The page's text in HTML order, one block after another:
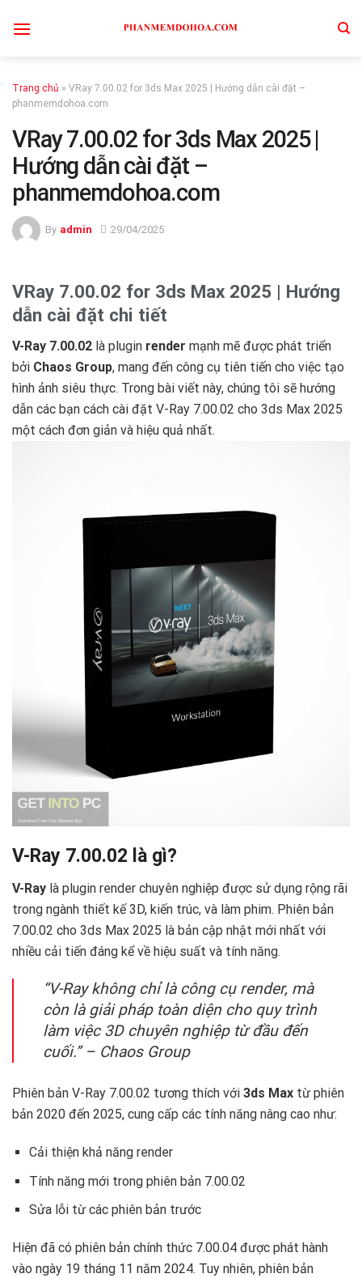
Trang chủ » VRay 7.00.02 for 3ds Max 2025 | Hướng dẫn cài đặt –
phanmemdohoa.com
VRay 7.00.02 for 3ds Max 2025 |
Hướng dẫn cài đặt –
phanmemdohoa.com
By admin 29/04/2025
VRay 7.00.02 for 3ds Max 2025 | Hướng
dẫn cài đặt chi tiết
V-Ray 7.00.02 là plugin render mạnh mẽ được phát triển
bởi Chaos Group, mang đến công cụ tiên tiến cho việc tạo
hình ảnh siêu thực. Trong bài viết này, chúng tôi sẽ hướng
dẫn các bạn cách cài đặt V-Ray 7.00.02 cho 3ds Max 2025
một cách đơn giản và hiệu quả nhất.
V-Ray 7.00.02 là gì?
V-Ray là plugin render chuyên nghiệp được sử dụng rộng rãi
trong ngành thiết kế 3D, kiến trúc, và làm phim. Phiên bản
7.00.02 cho 3ds Max 2025 là bản cập nhật mới nhất với
nhiều cải tiến đáng kể về hiệu suất và tính năng.
“V-Ray không chỉ là công cụ render, mà
còn là giải pháp toàn diện cho quy trình
làm việc 3D chuyên nghiệp từ đầu đến
cuối.” – Chaos Group
Phiên bản V-Ray 7.00.02 tương thích với 3ds Max từ phiên
bản 2020 đến 2025, cung cấp các tính năng nâng cao như:
Cải thiện khả năng render
Tính năng mới trong phiên bản 7.00.02
Sửa lỗi từ các phiên bản trước
Hiện đã có phiên bản chính thức 7.00.04 được phát hành
vào ngày 19 tháng 11 năm 2024. Tuy nhiên, phiên bản